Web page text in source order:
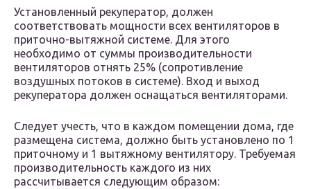
Установленный рекуператор, должен
соответствовать мощности всех вентиляторов в
приточно-вытяжной системе. Для этого
необходимо от суммы производительности
вентиляторов отнять 25% (сопротивление
воздушных потоков в системе). Вход и выход
рекуператора должен оснащаться вентиляторами.
Следует учесть, что в каждом помещении дома, где
размещена система, должно быть установлено по 1
приточному и 1 вытяжному вентилятору. Требуемая
производительность каждого из них
рассчитывается следующим образом: